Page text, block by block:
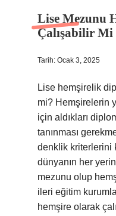
Lise Mezunu
Çalışabilir Mi
Tarih: Ocak 3, 2025
Lise hemşirelik
mi? Hemşirelerin
için aldıkları
tanınması
denklik kriterlerini
dünyanın her
mezunu olup
ileri eğitim
hemşire olarak